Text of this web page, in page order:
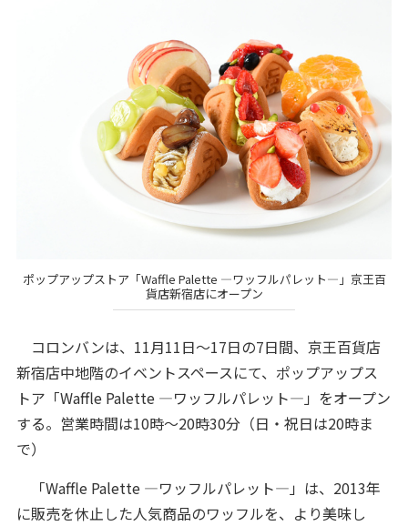
ポップアップストア「Waffle Palette ―ワッフルパレット―」京王百
貨店新宿店にオープン
コロンバンは、11月11日～17日の7日間、京王百貨店
新宿店中地階のイベントスペースにて、ポップアップス
トア「Waffle Palette ―ワッフルパレット―」をオープン
する。営業時間は10時～20時30分（日・祝日は20時ま
で）
「Waffle Palette ―ワッフルパレット―」は、2013年
に販売を休止した人気商品のワッフルを、より美味し